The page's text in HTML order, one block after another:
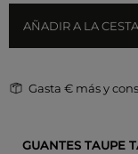
AÑADIR A LA CESTA
Gasta € más y
GUANTES TAUPE